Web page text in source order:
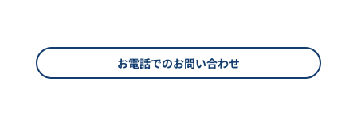
お電話でのお問い合わせ